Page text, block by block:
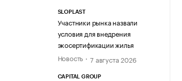
SLOPLAST
Участники рынка назвали
условия для внедрения
экосертификации жилья
Новость
7 августа 2026
CAPITAL GROUP